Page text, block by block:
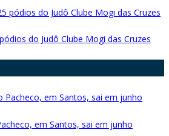
do Judô Clube Mogi das Cruzes
em Santos, sai em junho